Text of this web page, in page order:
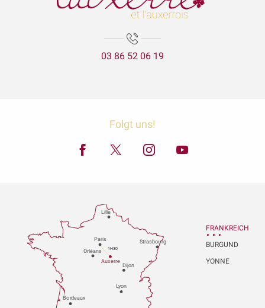
03 86 52 06 19
Folgt uns!
Paris
Dijon
Orléans
Bordeaux
Lyon
Auxerre
Strasbourg
Lille
1H30
FRANKREICH
BURGUND
YONNE